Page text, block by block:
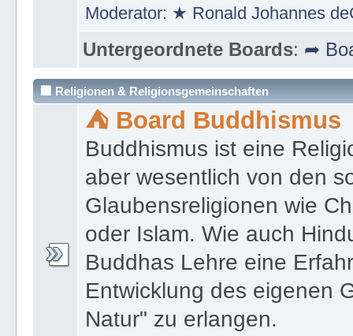
https://bodhie.eu/i.w.S./
Moderator:★ Ronald Johannes
Untergeordnete Boards:➦
🏢 Religionen & Religionsgemeinschaften
⛺ Board Buddhismus
Buddhismus ist eine
aber wesentlich von den
Glaubensreligionen wie
oder Islam. Wie auch
Buddhas Lehre eine
Entwicklung des eigenen